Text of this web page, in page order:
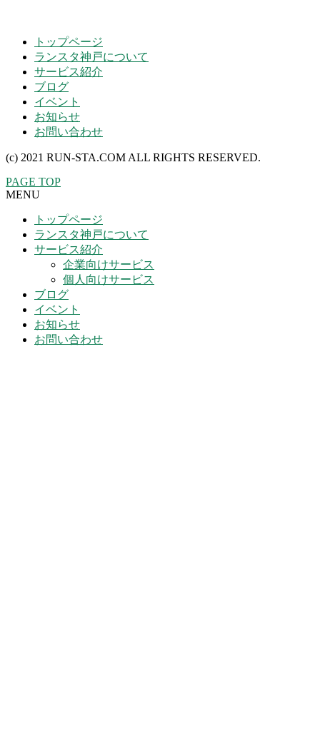
トップページ
ランスタ神戸について
サービス紹介
ブログ
イベント
お知らせ
お問い合わせ
(c) 2021 RUN-STA.COM ALL RIGHTS RESERVED.
PAGE TOP
MENU
トップページ
ランスタ神戸について
サービス紹介
企業向けサービス
個人向けサービス
ブログ
イベント
お知らせ
お問い合わせ